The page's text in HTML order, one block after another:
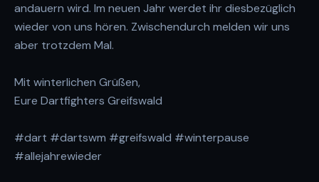
andauern wird. Im neuen Jahr werdet ihr diesbezüglich
wieder von uns hören. Zwischendurch melden wir uns
aber trotzdem Mal.
Mit winterlichen Grüßen,
Eure Dartfighters Greifswald
#dart #dartswm #greifswald #winterpause
#allejahrewieder